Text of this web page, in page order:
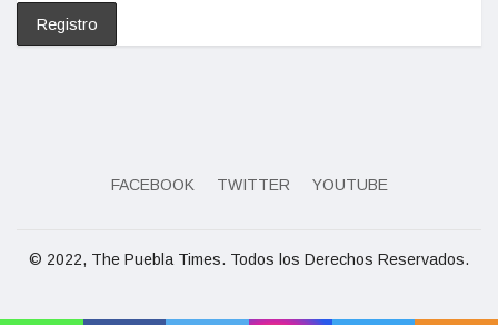
FACEBOOK TWITTER YOUTUBE
© 2022, The Puebla Times. Todos los Derechos Reservados.